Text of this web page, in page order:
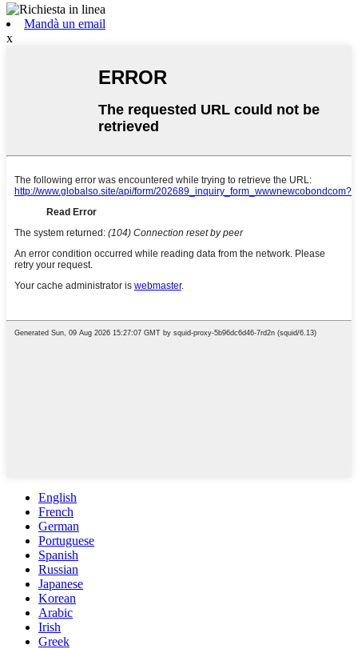
Mandà un email
x
English
French
German
Portuguese
Spanish
Russian
Japanese
Korean
Arabic
Irish
Greek